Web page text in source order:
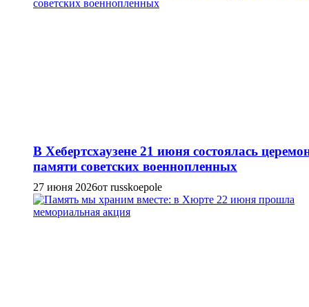
В Хебертсхаузене 21 июня состоялась
памяти советских военнопленных
27 июня 2026от russkoepole